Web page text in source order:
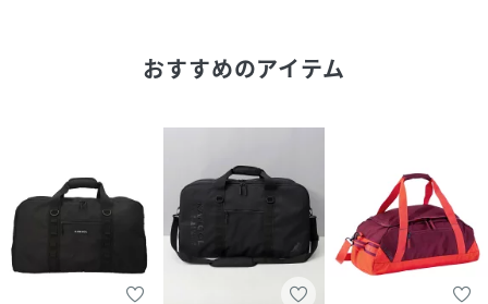
よっては実際の商品と【色味】【質感】等の
ユニセックス
サイズ ﾌﾘｰ
KX2163_LAB45701
おすすめのアイテム